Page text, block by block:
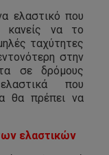
ελαστικό που
κανείς να το
ταχύτητες
στην
σε δρόμους
που
θα πρέπει να
ελαστικών